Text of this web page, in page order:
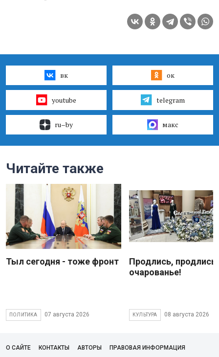
вк ок
youtube telegram
ru–by макс
Читайте также
Тыл сегодня - тоже фронт
ПОЛИТИКА 07 августа 2026
Продлись, продлись
очарованье!
КУЛЬТУРА 08 августа 2026
О САЙТЕ КОНТАКТЫ АВТОРЫ ПРАВОВАЯ ИНФОРМАЦИЯ